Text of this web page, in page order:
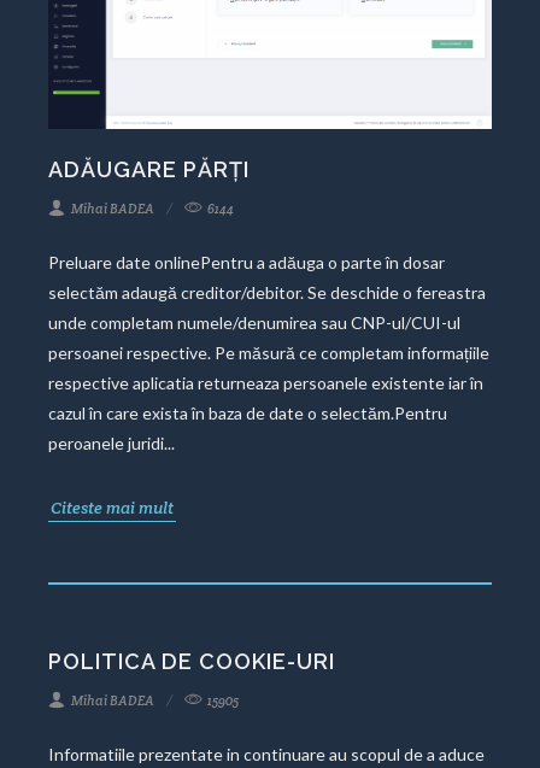
ADĂUGARE PĂRȚI
Mihai BADEA 6144
Preluare date onlinePentru a adăuga o parte în dosar
selectăm adaugă creditor/debitor. Se deschide o fereastra
unde completam numele/denumirea sau CNP-ul/CUI-ul
persoanei respective. Pe măsură ce completam informațiile
respective aplicatia returneaza persoanele existente iar în
cazul în care exista în baza de date o selectăm.Pentru
peroanele juridi...
Citeste mai mult
POLITICA DE COOKIE-URI
Mihai BADEA 15905
Informatiile prezentate in continuare au scopul de a aduce